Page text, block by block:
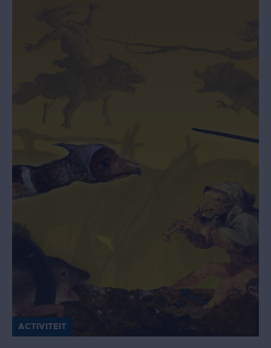
ACTIVITEIT